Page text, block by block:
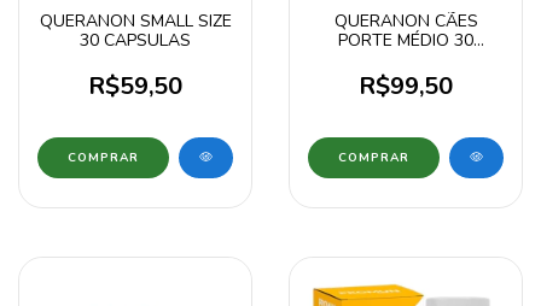
QUERANON SMALL SIZE
30 CAPSULAS
R$59,50
QUERANON CÃES
PORTE MÉDIO 30
R$99,50